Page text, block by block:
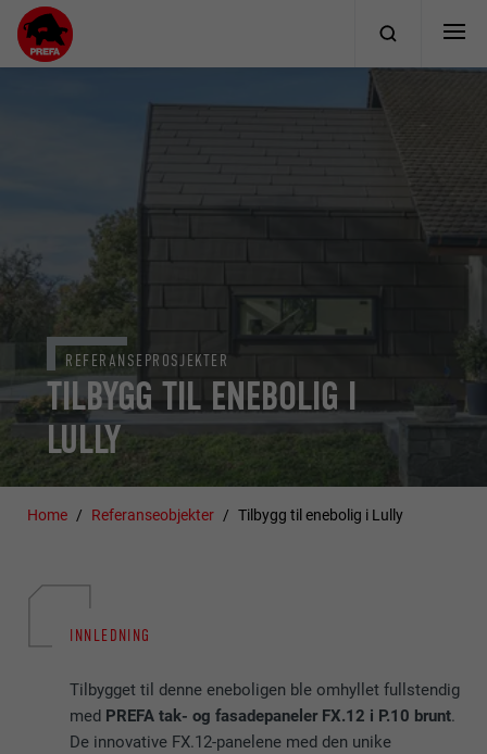
TILBYGG TIL ENEBOLIG I
LULLY
REFERANSEPROSJEKTER
Home Referanseobjekter Tilbygg til enebolig i Lully
INNLEDNING
Tilbygget til denne eneboligen ble omhyllet fullstendig
med PREFA tak- og fasadepaneler FX.12 i P.10 brunt.
De innovative FX.12-panelene med den unike